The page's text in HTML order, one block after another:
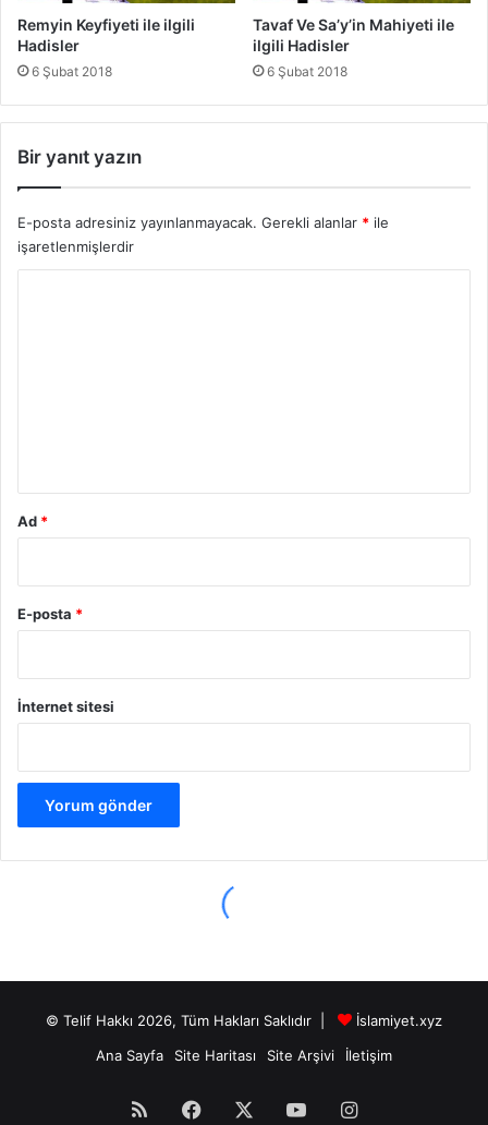
© Telif Hakkı 2026, Tüm Hakları Saklıdır |
İslamiyet.xyz
Ana Sayfa
Site Haritası Site Arşivi İletişim
RSS Facebook YouTubeInstagram